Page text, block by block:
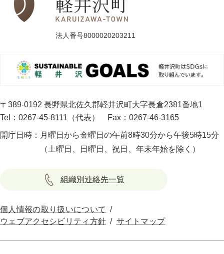
法人番号8000020203211
〒389-0192 長野県北佐久郡軽井沢町大字長倉2381番地1
Tel：0267-45-8111（代表）
Fax：0267-46-3165
開庁日時： 月曜日から金曜日の午前8時30分から午後5時15分
（土曜日、日曜日、祝日、年末年始を除く）
組織別連絡先一覧
個人情報の取り扱いについて
ウェブアクセシビリティ方針
サイトマップ